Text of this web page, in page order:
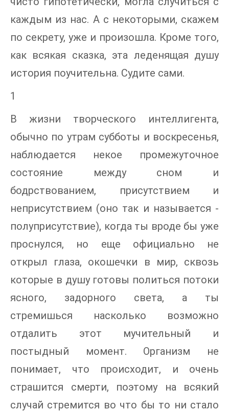
каждым из нас. А с некоторыми, скажем
по секрету, уже и произошла. Кроме того,
как всякая сказка, эта леденящая душу
история поучительна. Судите сами.
1
В жизни творческого интеллигента,
обычно по утрам субботы и воскресенья,
наблюдается некое промежуточное
состояние между сном и
бодрствованием, присутствием и
неприсутствием (оно так и называется -
полуприсутствие), когда ты вроде бы уже
проснулся, но еще официально не
открыл глаза, окошечки в мир, сквозь
которые в душу готовы политься потоки
ясного, задорного света, а ты
стремишься насколько возможно
отдалить этот мучительный и
постыдный момент. Организм не
понимает, что происходит, и очень
страшится смерти, поэтому на всякий
случай стремится во что бы то ни стало